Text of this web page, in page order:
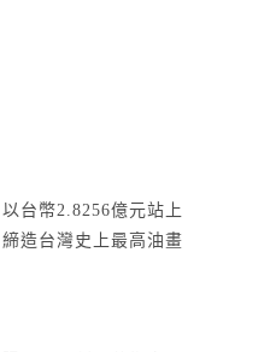
台幣2.8256億元站上
造台灣史上最高油畫